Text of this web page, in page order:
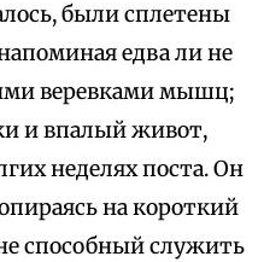
были сплетены
едва ли не
веревками мышц;
и впалый живот,
неделях поста. Он
на короткий
способный служить